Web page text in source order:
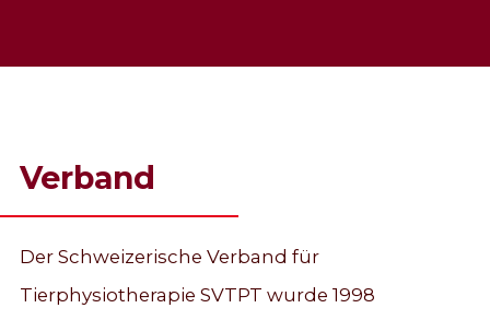
Verband
Der Schweizerische Verband für
Tierphysiotherapie SVTPT wurde 1998